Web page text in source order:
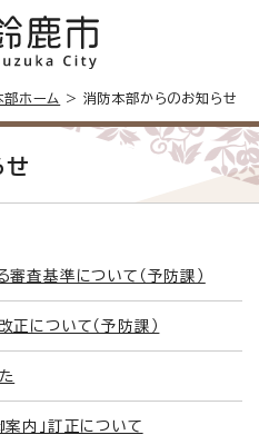
部ホーム > 消防本部からのお知らせ
せ
査基準について（予防課）
について（予防課）
内」訂正について